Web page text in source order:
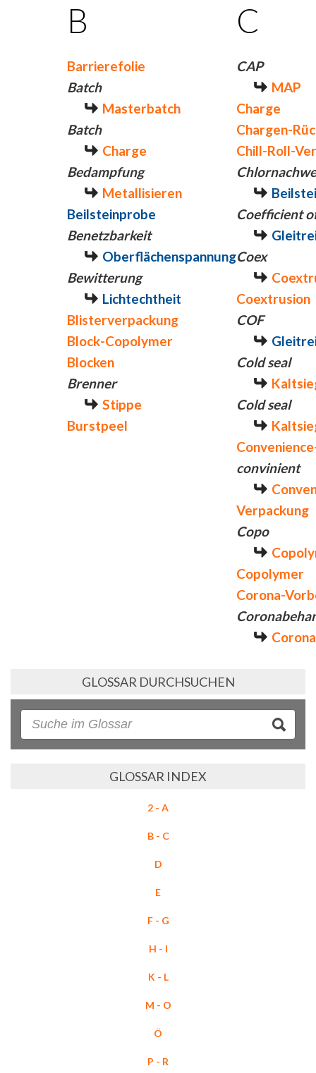
B
Barrierefolie
Batch
Masterbatch
Batch
Charge
Bedampfung
Metallisieren
Beilsteinprobe
Benetzbarkeit
Oberflächenspannung
Bewitterung
Lichtechtheit
Blisterverpackung
Block-Copolymer
Blocken
Brenner
Stippe
Burstpeel
C
CAP
MAP
Charge
Chargen-
Chill-Roll-
Coefficient
Coex
Coextrusion
COF
Cold seal
Cold seal
convinient
Verpackung
Copo
Copolymer
Corona-
GLOSSAR DURCHSUCHEN
GLOSSAR INDEX
2 - A
B - C
D
E
F - G
H - I
K - L
M - O
Ö
P - R